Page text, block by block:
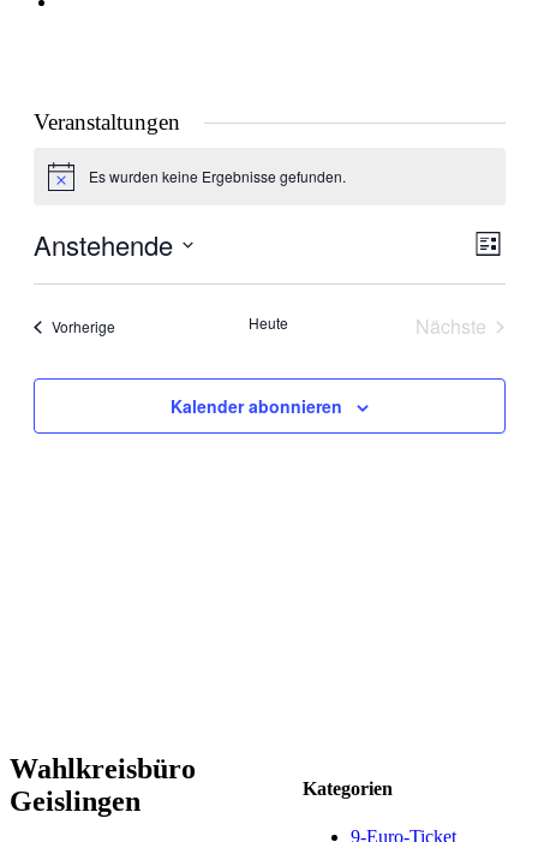
Veranstaltungen
HinweisEs wurden keine Ergebnisse gefunden.
Liste
Anstehende
VorherigeVeranstaltungen Heute
Nächste
Kalender abonnieren
Kategorien
9-Euro-Ticket
Wahlkreisbüro
Geislingen